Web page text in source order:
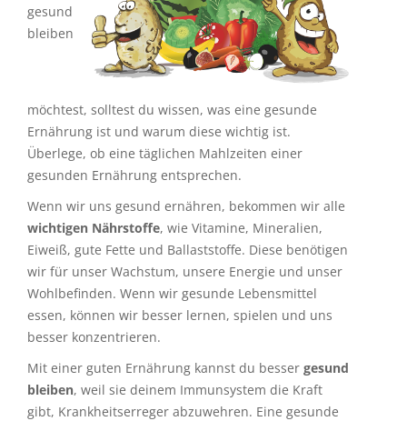
gesund
bleiben
möchtest, solltest du wissen, was eine gesunde
Ernährung ist und warum diese wichtig ist.
Überlege, ob eine täglichen Mahlzeiten einer
gesunden Ernährung entsprechen.
Wenn wir uns gesund ernähren, bekommen wir alle
wichtigen Nährstoffe, wie Vitamine, Mineralien,
Eiweiß, gute Fette und Ballaststoffe. Diese benötigen
wir für unser Wachstum, unsere Energie und unser
Wohlbefinden. Wenn wir gesunde Lebensmittel
essen, können wir besser lernen, spielen und uns
besser konzentrieren.
Mit einer guten Ernährung kannst du besser gesund
bleiben, weil sie deinem Immunsystem die Kraft
gibt, Krankheitserreger abzuwehren. Eine gesunde